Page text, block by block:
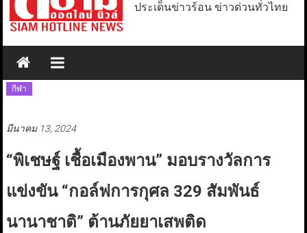
ประเด็นข่าวร้อน ข่าวด่วนทั่วไทย
กีฬา
มีนาคม 13, 2024
“พิเชษฐ์ เชื้อเมืองพาน” มอบรางวัลการ
แข่งขัน “กอล์ฟการกุศล 329 สัมพันธ์
นานาชาติ” ต้านภัยยาเสพติด